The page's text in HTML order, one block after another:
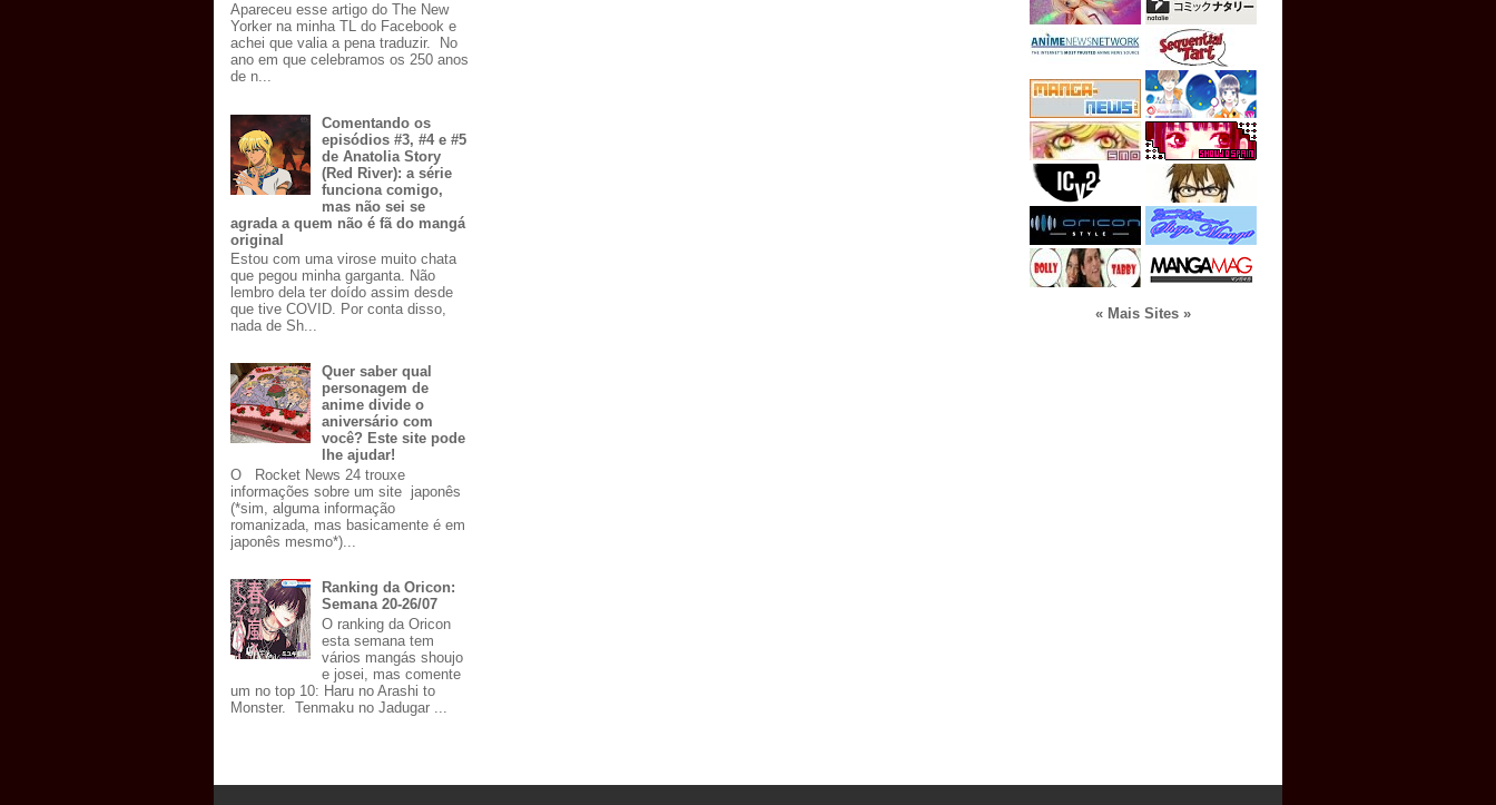
Apareceu esse artigo do The New
Yorker na minha TL do Facebook e
achei que valia a pena traduzir. No
ano em que celebramos os 250 anos
de n...
Comentando os
episódios #3, #4 e #5
de Anatolia Story
(Red River): a série
funciona comigo,
mas não sei se
agrada a quem não é fã do mangá
original
Estou com uma virose muito chata
que pegou minha garganta. Não
lembro dela ter doído assim desde
que tive COVID. Por conta disso,
nada de Sh...
Quer saber qual
personagem de
anime divide o
aniversário com
você? Este site pode
lhe ajudar!
O Rocket News 24 trouxe
informações sobre um site japonês
(*sim, alguma informação
romanizada, mas basicamente é em
japonês mesmo*)...
Ranking da Oricon:
Semana 20-26/07
O ranking da Oricon
esta semana tem
vários mangás shoujo
e josei, mas comente
um no top 10: Haru no Arashi to
Monster. Tenmaku no Jadugar ...
« Mais Sites »